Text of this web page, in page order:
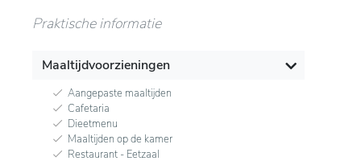
Praktische informatie
Maaltijdvoorzieningen
Aangepaste maaltijden
Cafetaria
Dieetmenu
Maaltijden op de kamer
Restaurant - Eetzaal